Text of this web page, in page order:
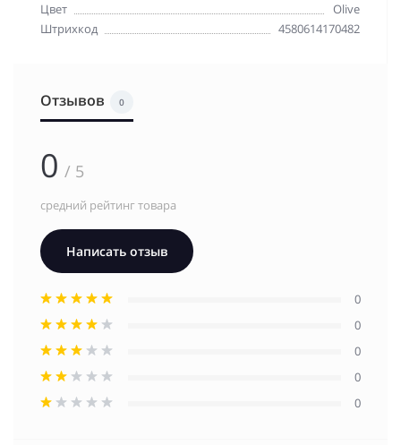
Цвет
Olive
Штрихкод
4580614170482
Отзывов 0
0 / 5
средний рейтинг товара
Написать отзыв
0
0
0
0
0